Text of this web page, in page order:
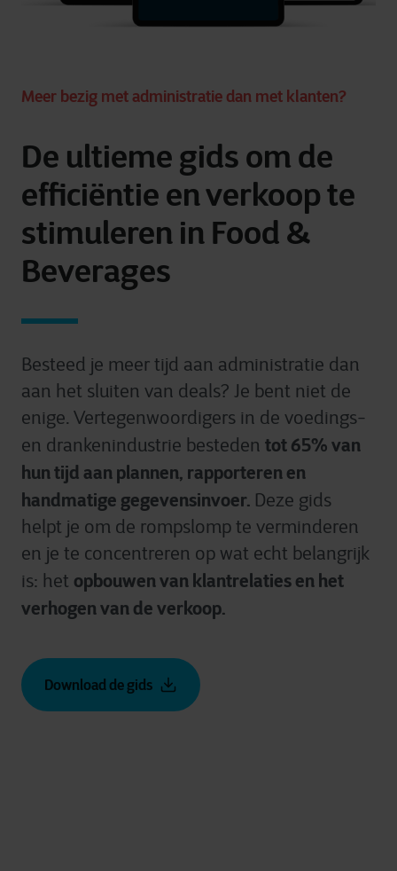
Meer bezig met administratie dan met klanten?
De ultieme gids om de
efficiëntie en verkoop te
stimuleren in Food &
Beverages
Besteed je meer tijd aan administratie dan
aan het sluiten van deals? Je bent niet de
enige. Vertegenwoordigers in de voedings-
en drankenindustrie besteden tot 65% van
hun tijd aan plannen, rapporteren en
handmatige gegevensinvoer. Deze gids
helpt je om de rompslomp te verminderen
en je te concentreren op wat echt belangrijk
is: het opbouwen van klantrelaties en het
verhogen van de verkoop.
Download de gids